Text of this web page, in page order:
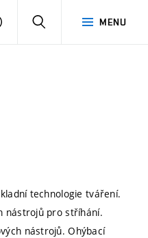
MENU
PŘIHLÁSIT
technologie tváření.
nástrojů pro stříhání.
nástrojů. Ohýbací